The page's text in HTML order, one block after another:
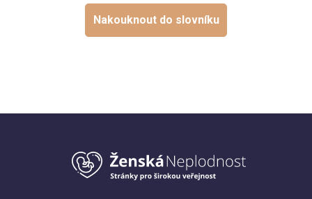
Nakouknout do slovníku